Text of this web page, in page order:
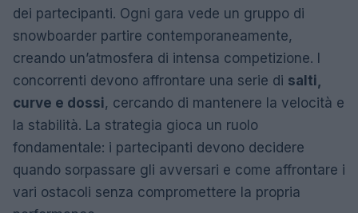
dei partecipanti. Ogni gara vede un gruppo di
snowboarder partire contemporaneamente,
creando un’atmosfera di intensa competizione. I
concorrenti devono affrontare una serie di salti,
curve e dossi, cercando di mantenere la velocità e
la stabilità. La strategia gioca un ruolo
fondamentale: i partecipanti devono decidere
quando sorpassare gli avversari e come affrontare i
vari ostacoli senza compromettere la propria